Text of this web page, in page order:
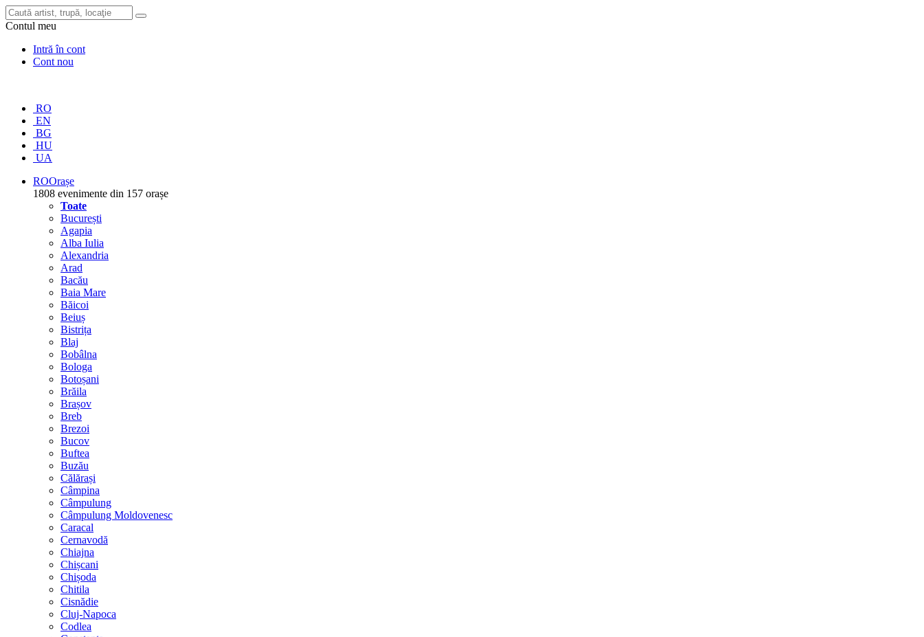
Contul meu
Intră în cont
Cont nou
RO
EN
BG
HU
UA
ROOrașe
1808 evenimente din 157 orașe
Toate
București
Agapia
Alba Iulia
Alexandria
Arad
Bacău
Baia Mare
Băicoi
Beiuș
Bistrița
Blaj
Bobâlna
Bologa
Botoșani
Brăila
Brașov
Breb
Brezoi
Bucov
Buftea
Buzău
Călărași
Câmpina
Câmpulung
Câmpulung Moldovenesc
Caracal
Cernavodă
Chiajna
Chișcani
Chișoda
Chitila
Cisnădie
Cluj-Napoca
Codlea